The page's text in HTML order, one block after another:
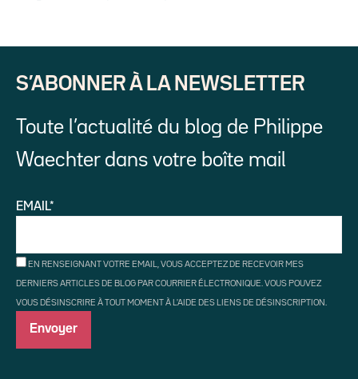
S’ABONNER À LA NEWSLETTER
Toute l’actualité du blog de Philippe
Waechter dans votre boîte mail
EMAIL*
EN RENSEIGNANT VOTRE EMAIL, VOUS ACCEPTEZ DE RECEVOIR MES
DERNIERS ARTICLES DE BLOG PAR COURRIER ÉLECTRONIQUE. VOUS POUVEZ
VOUS DÉSINSCRIRE À TOUT MOMENT À L'AIDE DES LIENS DE DÉSINSCRIPTION.